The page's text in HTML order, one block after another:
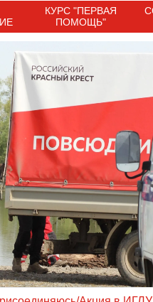
КУРС "ПЕРВАЯ
ПОМОЩЬ"